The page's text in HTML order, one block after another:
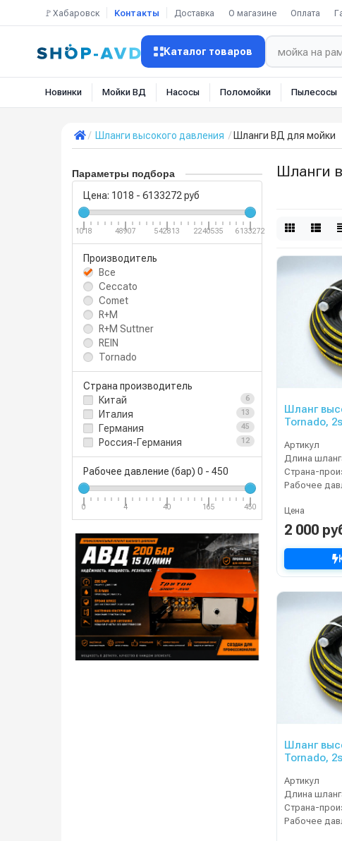
🚩Хабаровск Контакты Доставка О магазине Оплата
Каталог товаров
Новинки Мойки ВД Насосы Поломойки Пылесосы
Шланги высокого давления Шланги ВД для мойки
Параметры подбора
Цена: 1018 - 6133272 руб
1018 48907 542813 2240535 6133272
Производитель
Все
Ceccato
Comet
R+M
R+M Suttner
REIN
Tornado
Страна производитель
Китай
6
Италия 13
Германия 45
Россия-Германия 12
Рабочее давление (бар) 0 - 450
0 4 40 165 450
Шланги
Шланг
Tornado,
Артикул
Длина
Страна-
Цена
2 000
Шланг
Tornado,
Артикул
Длина
Страна-